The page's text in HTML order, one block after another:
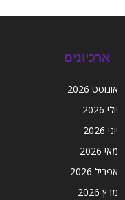
ארכיונים
אוגוסט 2026
יולי 2026
יוני 2026
מאי 2026
אפריל 2026
מרץ 2026